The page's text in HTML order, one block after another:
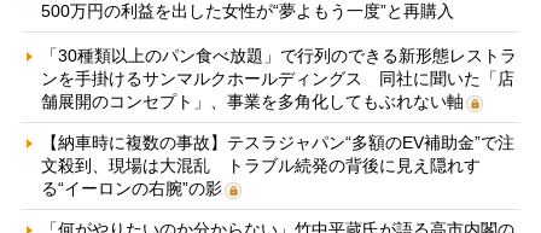
500万円の利益を出した女性が“夢よもう一度”と再購入
「30種類以上のパン食べ放題」で行列のできる新形態レストラ
ンを手掛けるサンマルクホールディングス 同社に聞いた「店
舗展開のコンセプト」、事業を多角化してもぶれない軸
【納車時に複数の事故】テスラジャパン“多額のEV補助金”で注
文殺到、現場は大混乱 トラブル続発の背後に見え隠れす
る“イーロンの右腕”の影